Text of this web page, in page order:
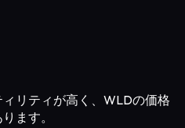
リティが高く、WLDの価格
ます。